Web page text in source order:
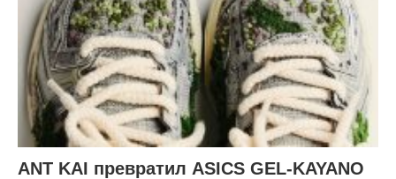
ANT KAI превратил ASICS GEL-KAYANO